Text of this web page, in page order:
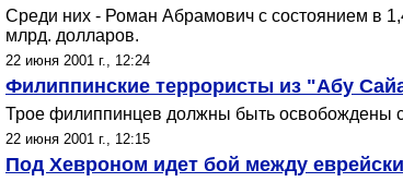
Среди них - Роман Абрамович с состоянием в
млрд. долларов.
22 июня 2001 г., 12:24
Филиппинские террористы из "Абу
Трое филиппинцев должны быть освобождены
22 июня 2001 г., 12:15
Под Хевроном идет бой между